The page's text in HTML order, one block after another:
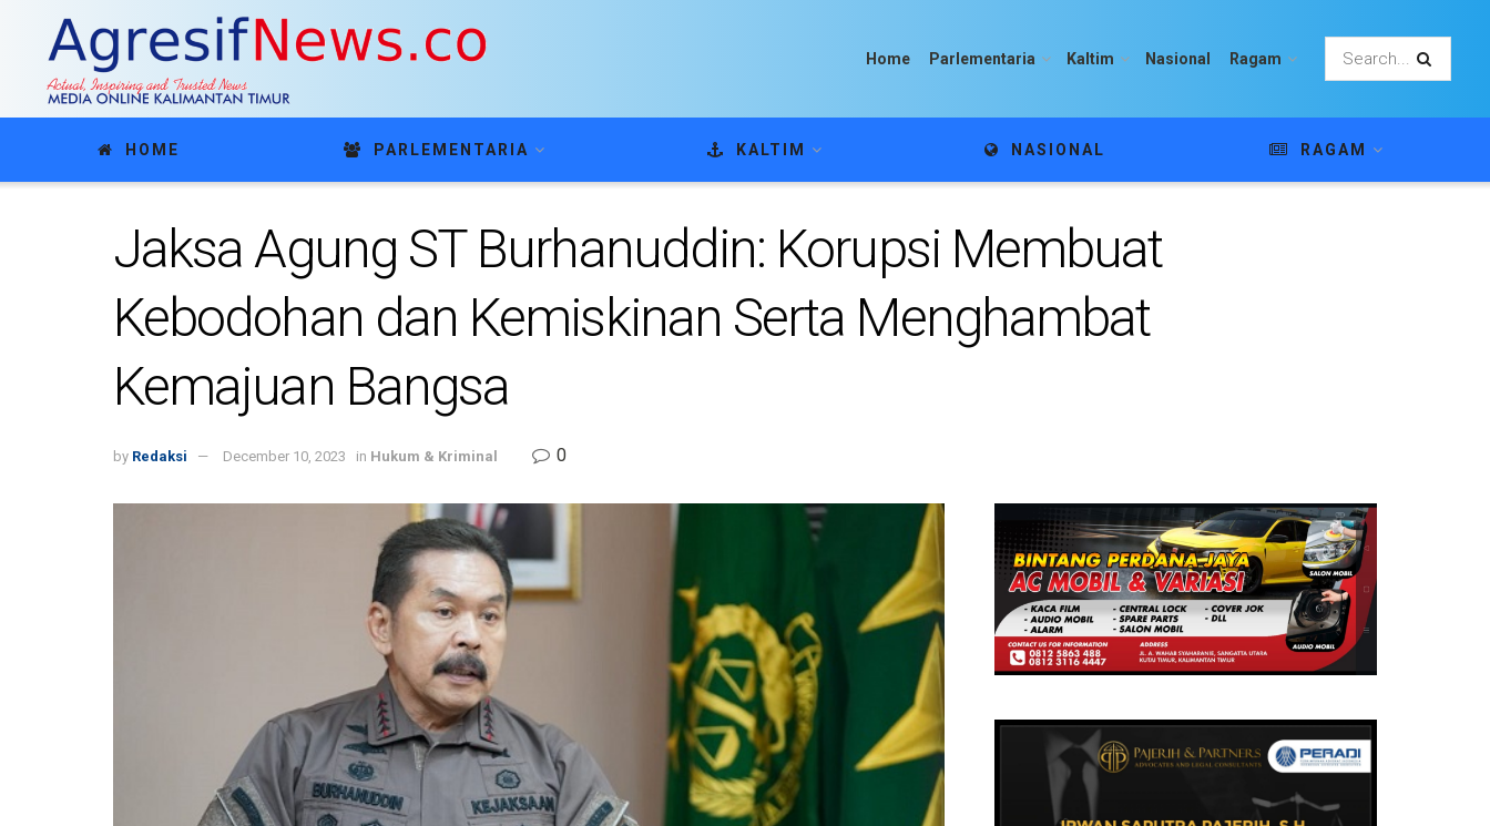
Home Parlementaria Kaltim Nasional Ragam
HOME PARLEMENTARIA KALTIM NASIONAL RAGAM
Jaksa Agung ST Burhanuddin: Korupsi Membuat
Kebodohan dan Kemiskinan Serta Menghambat
Kemajuan Bangsa
by Redaksi December 10, 2023 in Hukum & Kriminal 0